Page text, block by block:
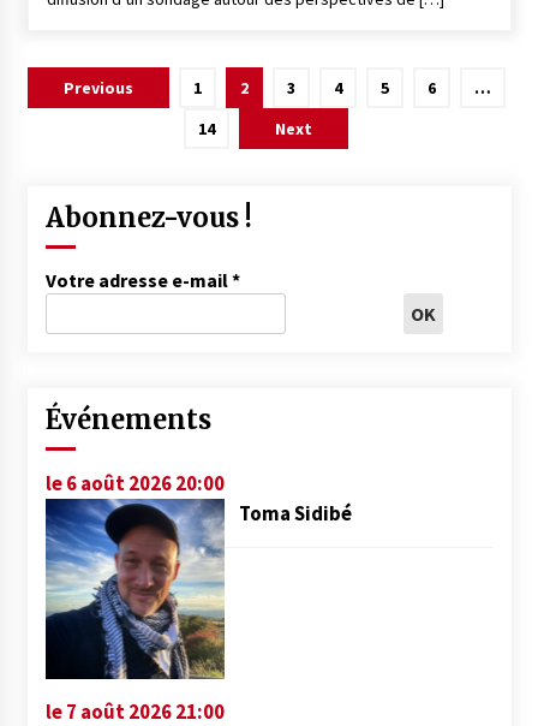
Pagination
Previous 1 2 3 4 5 6
…
14
Next
Abonnez-vous !
Votre adresse e-mail*
Événements
le 6 août 2026 20:00
Toma Sidibé
le 7 août 2026 21:00